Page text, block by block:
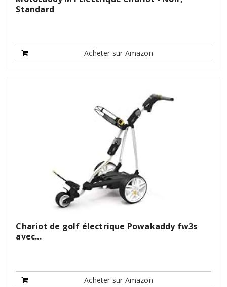
Standard
Acheter sur Amazon
Chariot de golf électrique Powakaddy fw3s
avec...
Acheter sur Amazon